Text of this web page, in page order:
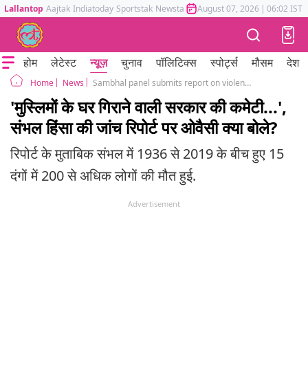
Lallantop Aajtak Indiatoday Sportstak Newstak Mumbai Tak Astrotak
August 07, 2026 | 06:02 IST
होम लेटेस्ट न्यूज़ चुनाव पॉलिटिक्स स्पोर्ट्स मौसम देश
Home News Sambhal panel submits report on violence Owaisi Reacted
'मुस्लिमों के घर गिराने वाली सरकार की कमेटी...',
संभल हिंसा की जांच रिपोर्ट पर ओवैसी क्या बोले?
रिपोर्ट के मुताबिक संभल में 1936 से 2019 के बीच हुए 15
दंगों में 200 से अधिक लोगों की मौत हुई.
Advertisement